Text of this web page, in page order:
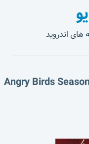
های اندروید
Angry Birds